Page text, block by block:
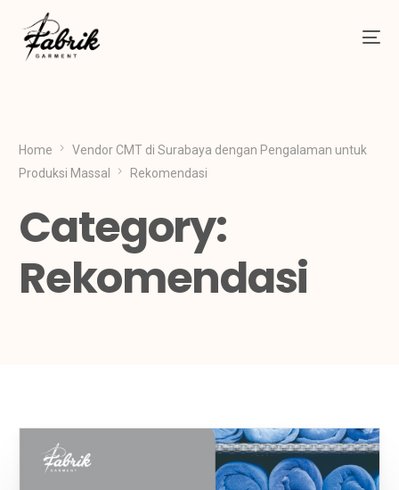
Home
Vendor CMT di Surabaya dengan Pengalaman untuk
Produksi Massal
Rekomendasi
Category:
Rekomendasi